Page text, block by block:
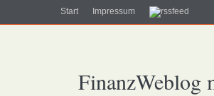
Start Impressum
FinanzWeblog